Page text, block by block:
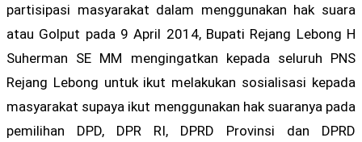
partisipasi masyarakat dalam menggunakan hak suara
atau Golput pada 9 April 2014, Bupati Rejang Lebong H
Suherman SE MM mengingatkan kepada seluruh PNS
Rejang Lebong untuk ikut melakukan sosialisasi kepada
masyarakat supaya ikut menggunakan hak suaranya pada
pemilihan DPD, DPR RI, DPRD Provinsi dan DPRD